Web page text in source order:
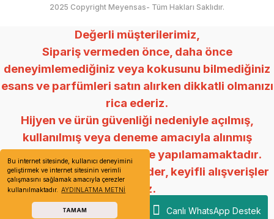
Bu internet sitesinde, kullanıcı deneyimini
geliştirmek ve internet sitesinin verimli
çalışmasını sağlamak amacıyla çerezler
kullanılmaktadır.
AYDINLATMA METNİ
TAMAM Canlı WhatsApp Destek
2025 Copyright Meyensas- Tüm Hakları Saklıdır.
Değerli müşterilerimiz,
Sipariş vermeden önce, daha önce
deneyimlemediğiniz veya kokusunu bilmediğiniz
esans ve parfümleri satın alırken dikkatli olmanızı
rica ederiz.
Hijyen ve ürün güvenliği nedeniyle açılmış,
kullanılmış veya deneme amacıyla alınmış
ürünlerde değişim ve iade yapılamamaktadır.
Anlayışınız için teşekkür eder, keyifli alışverişler
dileriz.
Mey Esans